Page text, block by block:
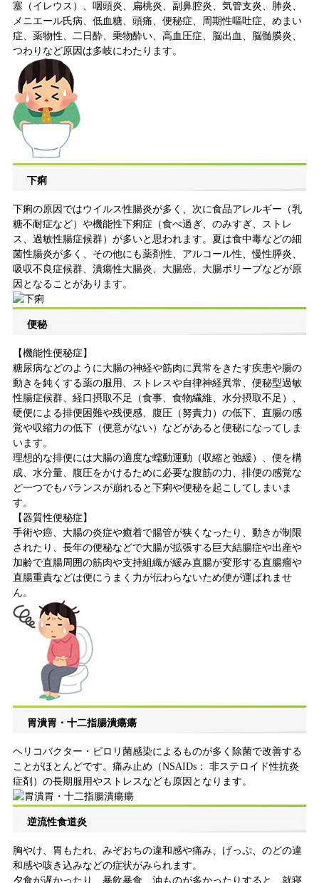
塞（イレウス）、咽頭炎、扁桃炎、副鼻腔炎、気管支炎、肺炎、
メニエール氏病、低血糖、頭痛、便秘症、周期性嘔吐症、めまい
症、薬物性、二日酔、乗物酔い、高血圧症、脳出血、脳髄膜炎、
つわりなど原因は多岐にわたります。
下痢
下痢の原因ではウイルス性腸炎が多く、次に食品アレルギー（乳
糖不耐症など）や機能性下痢症（食べ過ぎ、のみすぎ、ストレ
ス、過敏性腸症候群）が多いと思われます。夏は食中毒などの細
菌性腸炎が多く、その他にも薬剤性、アルコール性、慢性膵炎、
吸収不良症候群、潰瘍性大腸炎、大腸癌、大腸ポリープなどが原
因となることがあります。
便秘
【機能性便秘症】
糖尿病などのように大腸の神経や筋肉に異常をきたす疾患や腸の
動きを鈍くする薬の服用、ストレスや自律神経異常、便秘型過敏
性腸症候群、経口摂取不足（食事、食物繊維、水分摂取不足）、
硬便による排便困難や残便感、腹圧（努責力）の低下、直腸の感
覚や収縮力の低下（便意がない）などがあると便秘になってしま
います。
理想的な排便には大腸の適度な蠕動運動（収縮と弛緩）、便を構
成、水分量、腹圧をかけるために必要な腹筋の力、排便の感覚な
ど一つでもバランスが崩れると下痢や便秘を起こしてしまいま
す。
【器質性便秘症】
手術や癌、大腸の炎症や癒着で腸管が狭くなったり、動きが制限
されたり、長年の便秘などで大腸が拡張する巨大結腸症や出産や
加齢で直腸周囲の筋肉や支持組織が緩み直腸が変形する直腸瘤や
直腸重責などは便にうまく力が伝わらないため便が運ばれませ
ん。
胃潰胃・十二指腸潰瘍瘍
ヘリコバクター・ピロリ菌感染によるものが多く除菌で改善する
ことがほとんどです。痛み止め（NSAIDs： 非ステロイド性抗炎
症剤）の長期服用やストレスなども原因となります。
逆流性食道炎
胸やけ、胃もたれ、みぞおちの違和感や痛み、げっぷ、のどの違
和感や咳き込みなどの症状がみられます。
夕食が遅かったり、暴飲暴食、油ものが多かったりすると、就寝